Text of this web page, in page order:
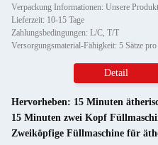
Lieferzeit: 10-15 Tage
Zahlungsbedingungen: L/C, T/T
Versorgungsmaterial-Fähigkeit: 5 Sätze
Detail
Hervorheben: 15 Minuten
15 Minuten zwei Kopf
Zweiköpfige Füllmaschine für